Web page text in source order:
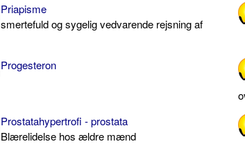
Priapisme
smertefuld og sygelig vedvarende rejsning af
Progesteron
Prostatahypertrofi - prostata
Blærelidelse hos ældre mænd